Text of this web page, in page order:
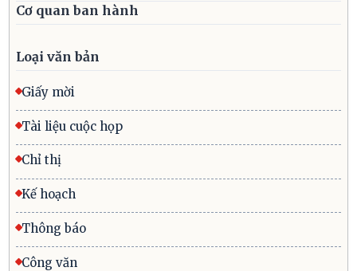
Cơ quan ban hành
Loại văn bản
Giấy mời
Tài liệu cuộc họp
Chỉ thị
Kế hoạch
Thông báo
Công văn